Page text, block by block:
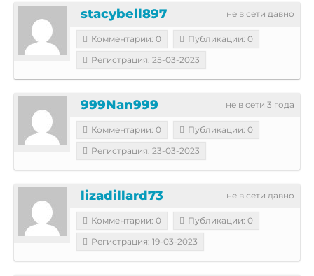
не в сети давно
stacybell897
Комментарии: 0
Публикации: 0
Регистрация: 25-03-2023
не в сети 3 года
999Nan999
Комментарии: 0
Публикации: 0
Регистрация: 23-03-2023
не в сети давно
lizadillard73
Комментарии: 0
Публикации: 0
Регистрация: 19-03-2023